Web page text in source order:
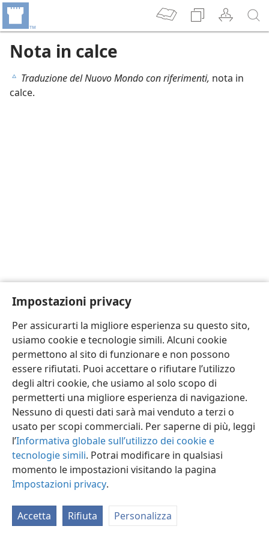
Impostazioni privacy
Per assicurarti la migliore esperienza su questo sito,
usiamo cookie e tecnologie simili. Alcuni cookie
permettono al sito di funzionare e non possono
essere rifiutati. Puoi accettare o rifiutare l’utilizzo
degli altri cookie, che usiamo al solo scopo di
permetterti una migliore esperienza di navigazione.
Nessuno di questi dati sarà mai venduto a terzi o
usato per scopi commerciali. Per saperne di più, leggi
l’Informativa globale sull’utilizzo dei cookie e
tecnologie simili. Potrai modificare in qualsiasi
momento le impostazioni visitando la pagina
Impostazioni privacy.
Accetta Rifiuta Personalizza
Nota in calce
c Traduzione del Nuovo Mondo con riferimenti, nota in
calce.
Italiano
Copyright © 2026 Watch Tower Bible and Tract Society of Pennsylvania
JW.ORG
Accedi